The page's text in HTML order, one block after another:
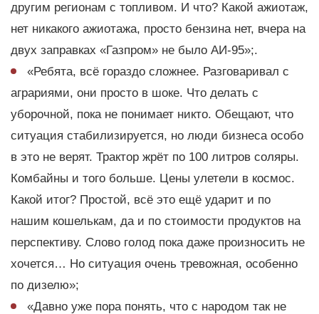
другим регионам с топливом. И что? Какой ажиотаж,
нет никакого ажиотажа, просто бензина нет, вчера на
двух заправках «Газпром» не было АИ-95»;.
«Ребята, всё гораздо сложнее. Разговаривал с
аграриями, они просто в шоке. Что делать с
уборочной, пока не понимает никто. Обещают, что
ситуация стабилизируется, но люди бизнеса особо
в это не верят. Трактор жрёт по 100 литров соляры.
Комбайны и того больше. Цены улетели в космос.
Какой итог? Простой, всё это ещё ударит и по
нашим кошелькам, да и по стоимости продуктов на
перспективу. Слово голод пока даже произносить не
хочется… Но ситуация очень тревожная, особенно
по дизелю»;
«Давно уже пора понять, что с народом так не